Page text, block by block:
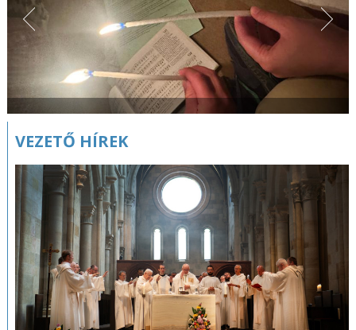
VEZETŐ HÍREK